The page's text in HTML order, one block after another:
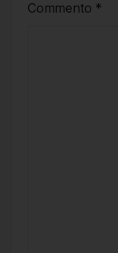
Commento *